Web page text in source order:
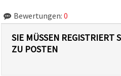
Bewertungen: 0
SIE MÜSSEN REGISTRIERT
ZU POSTEN